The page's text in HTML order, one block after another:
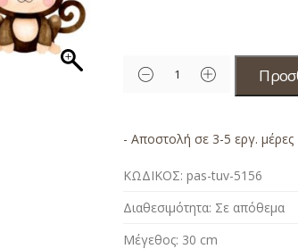
- Αποστολή σε 3-5 εργ. μέρες
ΚΩΔΙΚΟΣ: pas-tuv-5156
Διαθεσιμότητα: Σε απόθεμα
Μέγεθος: 30 cm